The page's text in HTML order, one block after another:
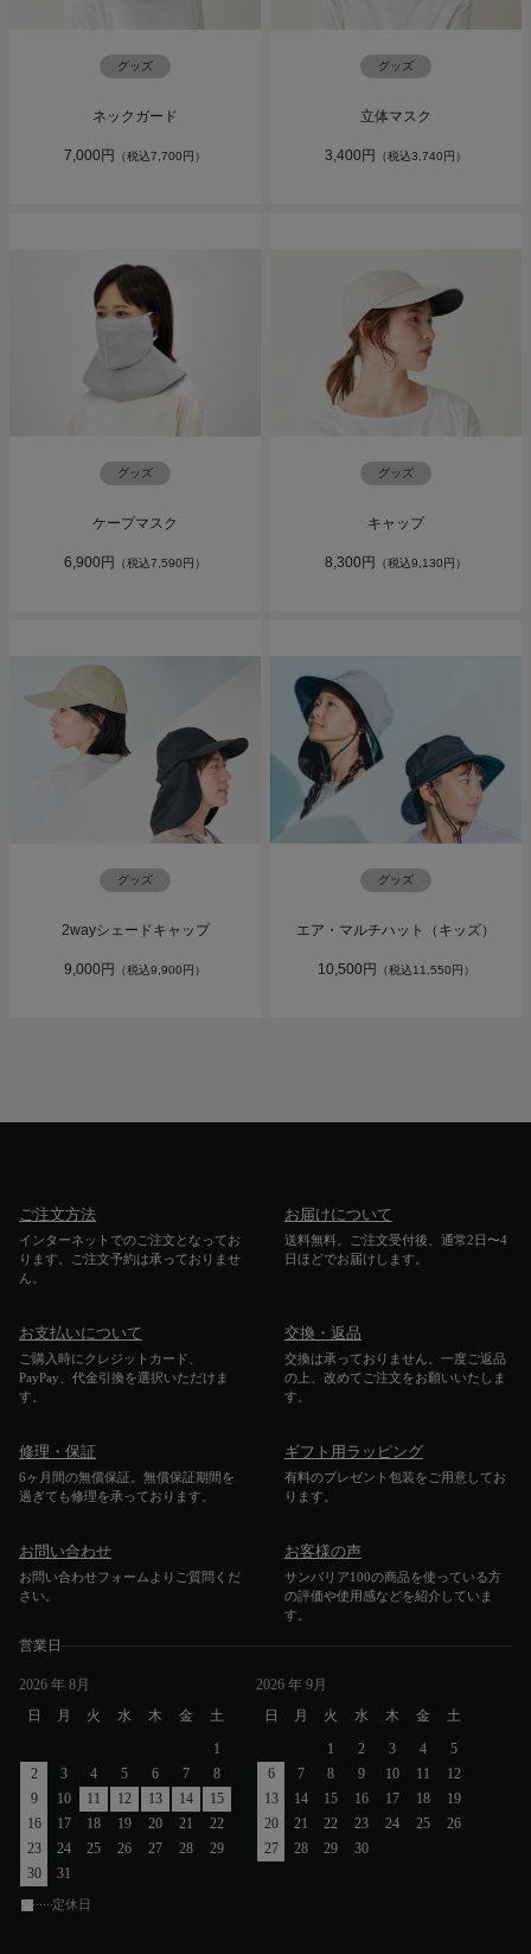
グッズ
ネックガード
7,000円 （税込7,700円）
グッズ
立体マスク
3,400円 （税込3,740円）
グッズ
ケープマスク
6,900円 （税込7,590円）
グッズ
キャップ
8,300円 （税込9,130円）
グッズ
2wayシェードキャップ
9,000円 （税込9,900円）
グッズ
エア・マルチハット（キッズ）
10,500円 （税込11,550円）
ご注文方法
インターネットでのご注文となってお
ります。ご注文予約は承っておりませ
ん。
お届けについて
送料無料。ご注文受付後、通常2日〜4
日ほどでお届けします。
お支払いについて
ご購入時にクレジットカード、
PayPay、代金引換を選択いただけま
す。
交換・返品
交換は承っておりません。一度ご返品
の上、改めてご注文をお願いいたしま
す。
修理・保証
6ヶ月間の無償保証。無償保証期間を
過ぎても修理を承っております。
ギフト用ラッピング
有料のプレゼント包装をご用意してお
ります。
お問い合わせ
お問い合わせフォームよりご質問くだ
さい。
お客様の声
サンバリア100の商品を使っている方
の評価や使用感などを紹介していま
す。
営業日
2026 年 8月
日
月 火 水 木 金
土
1
2
3 4 5 6 7
8
9
10 11 12 13 14
15
16
17 18 19 20 21
22
23
24 25 26 27 28
29
30
31
2026 年 9月
日
月 火 水 木 金
土
1
2 3 4
5
6
7 8 9 10 11
12
13
14 15 16 17 18
19
20
21 22 23 24 25
26
27
28 29 30
定休日